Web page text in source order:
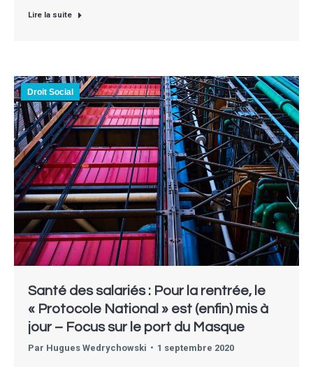
Lire la suite
Droit Social
Santé des salariés : Pour la rentrée, le
« Protocole National » est (enfin) mis à
jour – Focus sur le port du Masque
Par Hugues Wedrychowski 1 septembre 2020